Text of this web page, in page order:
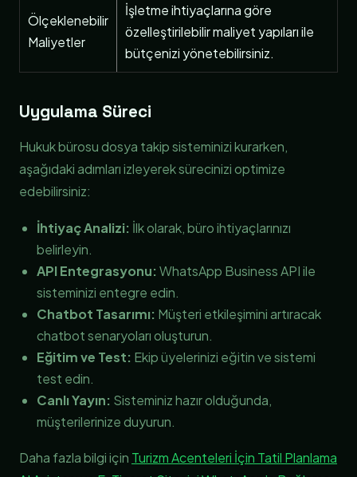
Ölçeklenebilir
Maliyetler
İşletme ihtiyaçlarına göre
özelleştirilebilir maliyet yapıları ile
bütçenizi yönetebilirsiniz.
Uygulama Süreci
Hukuk bürosu dosya takip sisteminizi kurarken,
aşağıdaki adımları izleyerek sürecinizi optimize
edebilirsiniz:
İhtiyaç Analizi: İlk olarak, büro ihtiyaçlarınızı
belirleyin.
API Entegrasyonu:WhatsApp Business API ile
sisteminizi entegre edin.
Chatbot Tasarımı: Müşteri etkileşimini artıracak
chatbot senaryoları oluşturun.
Eğitim ve Test: Ekip üyelerinizi eğitin ve sistemi
test edin.
Canlı Yayın: Sisteminiz hazır olduğunda,
müşterilerinize duyurun.
Daha fazla bilgi için Turizm Acenteleri İçin Tatil Planlama